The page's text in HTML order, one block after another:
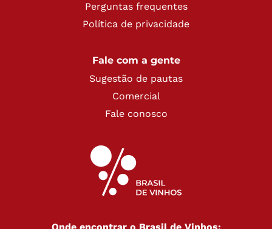
Perguntas frequentes
Política de privacidade
Fale com a gente
Sugestão de pautas
Comercial
Fale conosco